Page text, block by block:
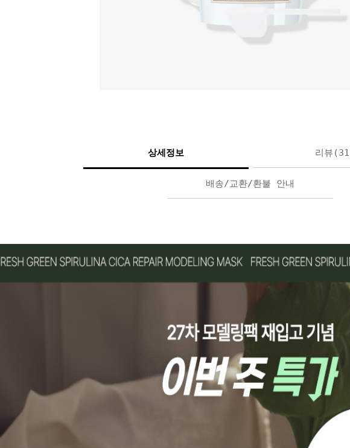
상세정보 리뷰(31
배송/교환/환불 안내